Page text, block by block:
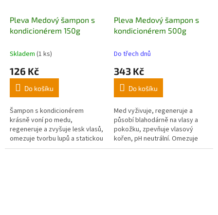
Pleva Medový šampon s
kondicionérem 150g
Skladem (1 ks)
126 Kč
Do košíku
Šampon s kondicionérem
krásně voní po medu,
regeneruje a zvyšuje lesk vlasů,
omezuje tvorbu lupů a statickou
elektřinu.
Pleva Medový šampon s
kondicionérem 500g
Do třech dnů
343 Kč
Do košíku
Med vyživuje, regeneruje a
působí blahodárně na vlasy a
pokožku, zpevňuje vlasový
kořen, pH neutrální. Omezuje
tvorbu lupů.